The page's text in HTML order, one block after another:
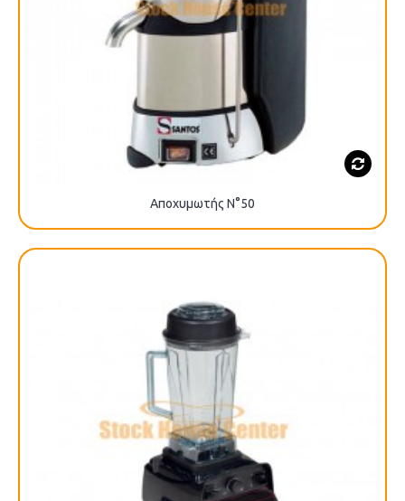
Αποχυμωτής Ν°50